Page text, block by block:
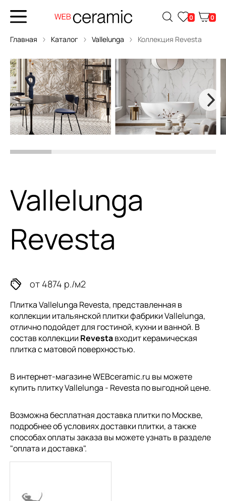
0 0
Главная Каталог Vallelunga Коллекция Revesta
Vallelunga
Revesta
от 4874 р./м2
Плитка Vallelunga Revesta, представленная в
коллекции итальянской плиткифабрики Vallelunga,
отлично подойдет для гостиной, кухни и ванной. В
состав коллекции Revestaвходит керамическая
плитка с матовой поверхностью.
В интернет-магазине WEBceramic.ru вы можете
купить плитку Vallelunga - Revesta по выгодной цене.
Возможна бесплатная доставка плитки по Москве,
подробнее об условиях доставки плитки, а также
способах оплаты заказа вы можете узнать в разделе
"оплата и доставка".